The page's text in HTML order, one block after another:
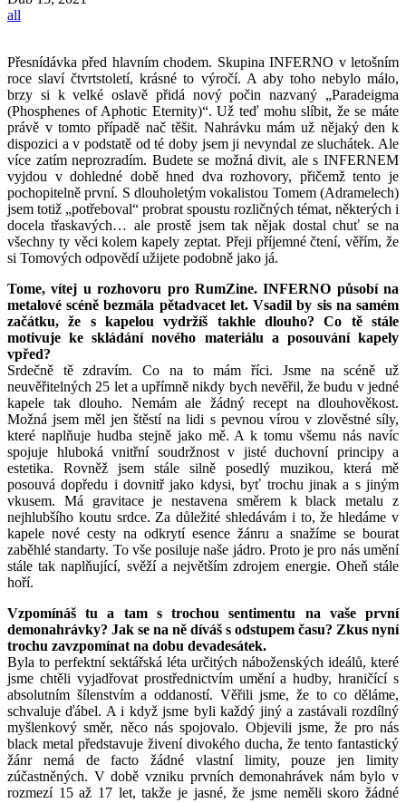
all
Přesnídávka před hlavním chodem. Skupina INFERNO v letošním
roce slaví čtvrtstoletí, krásné to výročí. A aby toho nebylo málo,
brzy si k velké oslavě přidá nový počin nazvaný „Paradeigma
(Phosphenes of Aphotic Eternity)“. Už teď mohu slíbit, že se máte
právě v tomto případě nač těšit. Nahrávku mám už nějaký den k
dispozici a v podstatě od té doby jsem ji nevyndal ze sluchátek. Ale
více zatím neprozradím. Budete se možná divit, ale s INFERNEM
vyjdou v dohledné době hned dva rozhovory, přičemž tento je
pochopitelně první. S dlouholetým vokalistou Tomem (Adramelech)
jsem totiž „potřeboval“ probrat spoustu rozličných témat, některých i
docela třaskavých… ale prostě jsem tak nějak dostal chuť se na
všechny ty věci kolem kapely zeptat. Přeji příjemné čtení, věřím, že
si Tomových odpovědí užijete podobně jako já.
Tome, vítej u rozhovoru pro RumZine. INFERNO působí na
metalové scéně bezmála pětadvacet let. Vsadil by sis na samém
začátku, že s kapelou vydržíš takhle dlouho? Co tě stále
motivuje ke skládání nového materiálu a posouvání kapely
vpřed?
Srdečně tě zdravím. Co na to mám říci. Jsme na scéně už
neuvěřitelných 25 let a upřímně nikdy bych nevěřil, že budu v jedné
kapele tak dlouho. Nemám ale žádný recept na dlouhověkost.
Možná jsem měl jen štěstí na lidi s pevnou vírou v zlověstné síly,
které naplňuje hudba stejně jako mě. A k tomu všemu nás navíc
spojuje hluboká vnitřní soudržnost v jisté duchovní principy a
estetika. Rovněž jsem stále silně posedlý muzikou, která mě
posouvá dopředu i dovnitř jako kdysi, byť trochu jinak a s jiným
vkusem. Má gravitace je nestavena směrem k black metalu z
nejhlubšího koutu srdce. Za důležité shledávám i to, že hledáme v
kapele nové cesty na odkrytí esence žánru a snažíme se bourat
zaběhlé standarty. To vše posiluje naše jádro. Proto je pro nás umění
stále tak naplňující, svěží a největším zdrojem energie. Oheň stále
hoří.
Vzpomínáš tu a tam s trochou sentimentu na vaše první
demonahrávky? Jak se na ně díváš s odstupem času? Zkus nyní
trochu zavzpomínat na dobu devadesátek.
Byla to perfektní sektářská léta určitých náboženských ideálů, které
jsme chtěli vyjadřovat prostřednictvím umění a hudby, hraničící s
absolutním šílenstvím a oddaností. Věřili jsme, že to co děláme,
schvaluje ďábel. A i když jsme byli každý jiný a zastávali rozdílný
myšlenkový směr, něco nás spojovalo. Objevili jsme, že pro nás
black metal představuje živení divokého ducha, že tento fantastický
žánr nemá de facto žádné vlastní limity, pouze jen limity
zúčastněných. V době vzniku prvních demonahrávek nám bylo v
rozmezí 15 až 17 let, takže je jasné, že jsme neměli skoro žádné